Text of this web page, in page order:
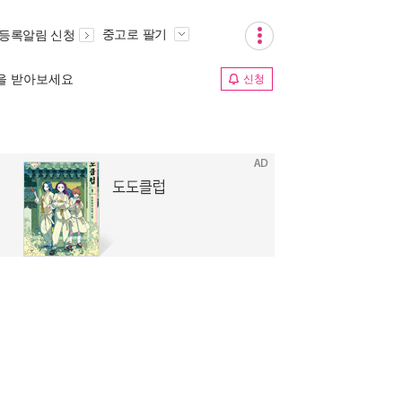
록알림 신청 중고로 팔기
받아보세요 신청